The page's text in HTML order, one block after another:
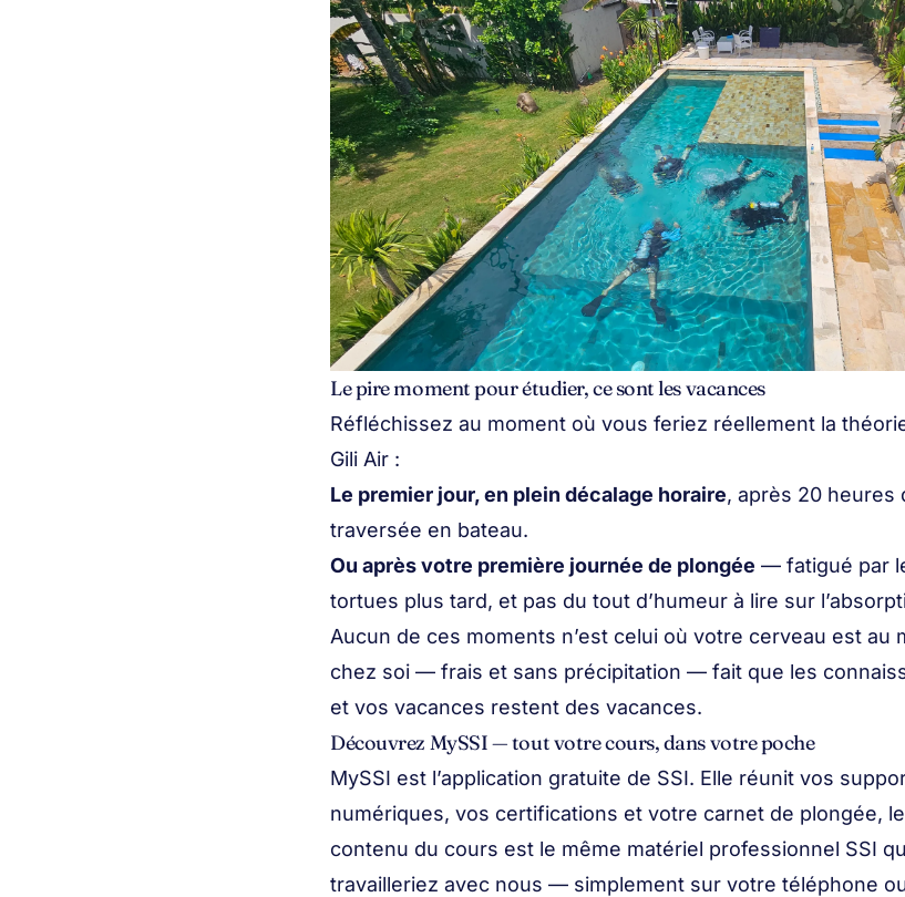
Le pire moment pour étudier, ce sont les vacances
Réfléchissez au moment où vous feriez réellement la
Gili Air :
Le premier jour, en plein décalage horaire, après 20 heures
traversée en bateau.
Ou après votre première journée de plongée — fatigué par
tortues plus tard, et pas du tout d’humeur à lire sur
Aucun de ces moments n’est celui où votre cerveau est au
chez soi — frais et sans précipitation — fait que les
et vos vacances restent des vacances.
Découvrez MySSI — tout votre cours, dans votre poche
MySSI est l’application gratuite de SSI. Elle réunit vos
numériques, vos certifications et votre carnet de plongée,
contenu du cours est le même matériel professionnel SSI
travailleriez avec nous — simplement sur votre téléphone